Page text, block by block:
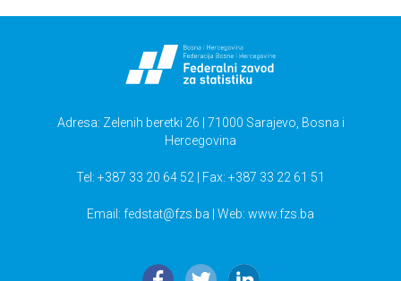
Adresa: Zelenih beretki 26 | 71000 Sarajevo, Bosna i
Hercegovina
Tel: +387 33 20 64 52 | Fax: +387 33 22 61 51
Email: fedstat@fzs.ba | Web: www.fzs.ba